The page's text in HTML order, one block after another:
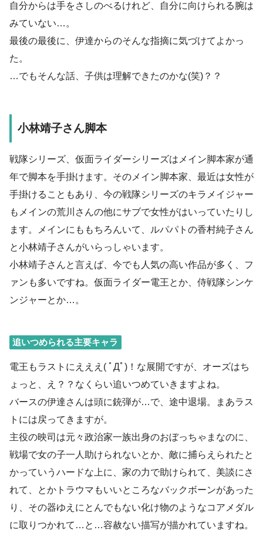
自分からは手をさしのべるけれど、自分に向けられる腕は
みていない…。
最後の最後に、伊達からのそんな指摘に気づけてよかっ
た。
…でもそんな話、子供は理解できたのかな(笑)？？
小林靖子さん脚本
戦隊シリーズ、仮面ライダーシリーズはメイン脚本家が通
年で脚本を手掛けます。そのメイン脚本家、最近は女性が
手掛けることもあり、今の戦隊シリーズのキラメイジャー
もメインの荒川さんの他にサブで女性がはいっていたりし
ます。メインにももちろんいて、ルパパトの香村純子さん
と小林靖子さんがいらっしゃいます。
小林靖子さんと言えば、今でも人気の高い作品が多く、フ
ァンも多いですね。仮面ライダー電王とか、侍戦隊シンケ
ンジャーとか…。
追いつめられる主要キャラ
電王もラストにえええ( ﾟДﾟ)！な展開ですが、オーズはち
ょっと、え？？なくらい追いつめていきますよね。
バースの伊達さんは頭に銃弾が…で、途中退場。まあラス
トには戻ってきますが。
主役の映司は元々政治家一族出身のおぼっちゃまなのに、
戦場で女の子一人助けられないとか、敵に捕らえられたと
かっていうハードな上に、家の力で助けられて、美談にさ
れて、とかトラウマもいいところなバックボーンがあった
り、その器ゆえにとんでもない化け物のようなコアメダル
に取りつかれて…と…容赦ない描写が描かれていますね。